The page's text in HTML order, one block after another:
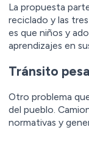
La propuesta
reciclado y las tres
es que niños y
aprendizajes en
Tránsito
Otro problema
del pueblo.
normativas y